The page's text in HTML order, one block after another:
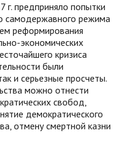
г. предприняло попытки
самодержавного режима
реформирования
экономических
кризиса
были
и серьезные просчеты.
можно отнести
свобод,
демократического
отмену смертной казни